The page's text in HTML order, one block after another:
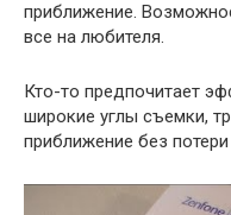
приближение.
все на любителя.
Кто-то предпочитает
широкие углы съемки,
приближение без потери